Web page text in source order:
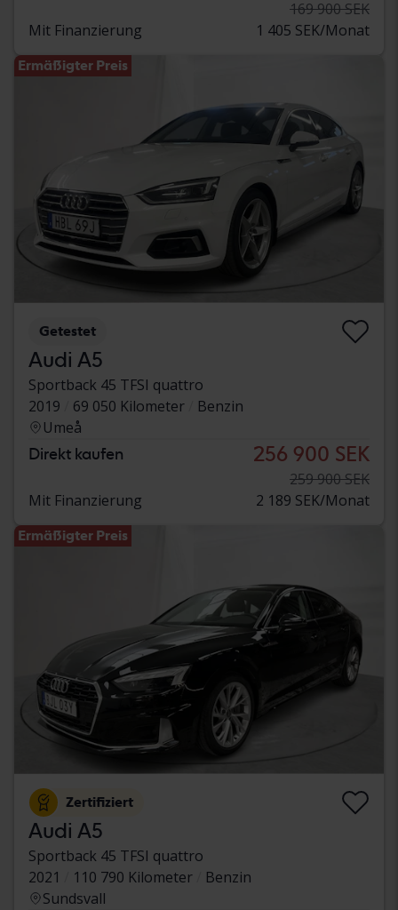
169 900 SEK
Mit Finanzierung
1 405 SEK/Monat
Ermäßigter Preis
Getestet
Audi A5
Sportback 45 TFSI quattro
2019
69 050 Kilometer
Benzin
Umeå
Direkt kaufen 256 900 SEK
259 900 SEK
Mit Finanzierung
2 189 SEK/Monat
Ermäßigter Preis
Zertifiziert
Audi A5
Sportback 45 TFSI quattro
2021
110 790 Kilometer
Benzin
Sundsvall